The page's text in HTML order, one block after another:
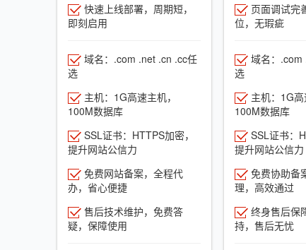
快速上线部署，周期短，
即刻启用
域名：.com .net .cn .cc任
选
主机：1G高速主机，
100M数据库
SSL证书：HTTPS加密，
提升网站公信力
免费网站备案，全程代
办，省心便捷
售后技术维护，免费答
疑，保障使用
页面调试完
位，无瑕疵
域名：.com
选
主机：1G高
100M数据库
SSL证书：
提升网站公信力
免费协助备
理，高效通过
终身售后保
持，售后无忧